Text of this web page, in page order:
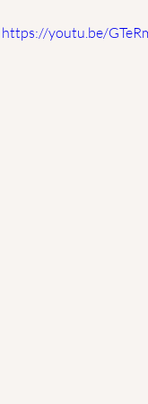
https://youtu.be/